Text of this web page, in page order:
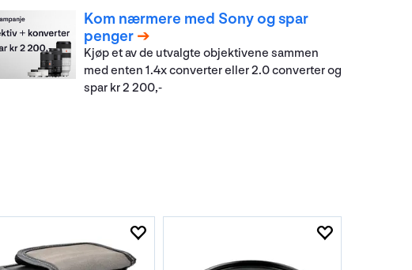
Kom nærmere med Sony og spar
penger
Kjøp et av de utvalgte objektivene sammen
med enten 1.4x converter eller 2.0 converter og
spar kr 2 200,-